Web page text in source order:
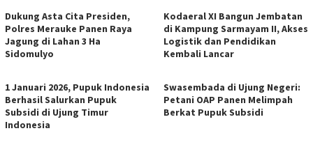
​Dukung Asta Cita Presiden,
Polres Merauke Panen Raya
Jagung di Lahan 3 Ha
Sidomulyo
Kodaeral XI Bangun Jembatan
di Kampung Sarmayam II, Akses
Logistik dan Pendidikan
Kembali Lancar
1 Januari 2026, Pupuk Indonesia
Berhasil Salurkan Pupuk
Subsidi di Ujung Timur
Indonesia
Swasembada di Ujung Negeri:
Petani OAP Panen Melimpah
Berkat Pupuk Subsidi